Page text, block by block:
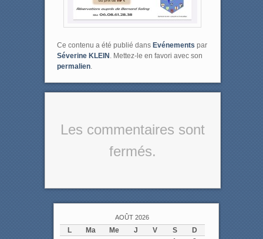
Ce contenu a été publié dans Evénements par
Séverine KLEIN . Mettez-le en favori avec son
permalien.
Les commentaires sont
fermés.
AOÛT 2026
L Ma Me J V S
D